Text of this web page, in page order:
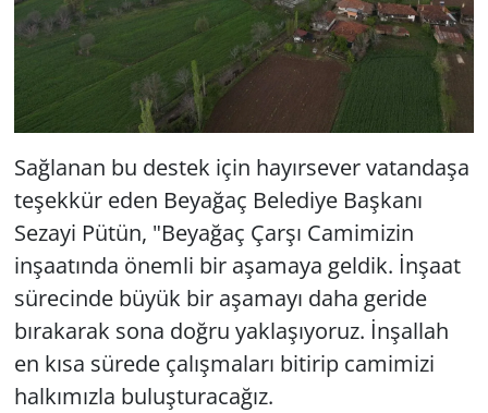
Sağlanan bu destek için hayırsever vatandaşa
teşekkür eden Beyağaç Belediye Başkanı
Sezayi Pütün, "Beyağaç Çarşı Camimizin
inşaatında önemli bir aşamaya geldik. İnşaat
sürecinde büyük bir aşamayı daha geride
bırakarak sona doğru yaklaşıyoruz. İnşallah
en kısa sürede çalışmaları bitirip camimizi
halkımızla buluşturacağız.